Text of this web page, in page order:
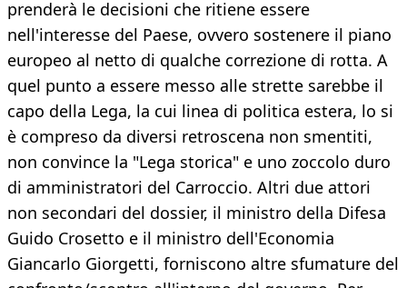
prenderà le decisioni che ritiene essere
nell'interesse del Paese, ovvero sostenere il piano
europeo al netto di qualche correzione di rotta. A
quel punto a essere messo alle strette sarebbe il
capo della Lega, la cui linea di politica estera, lo si
è compreso da diversi retroscena non smentiti,
non convince la "Lega storica" e uno zoccolo duro
di amministratori del Carroccio. Altri due attori
non secondari del dossier, il ministro della Difesa
Guido Crosetto e il ministro dell'Economia
Giancarlo Giorgetti, forniscono altre sfumature del